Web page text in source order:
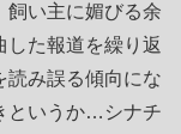
飼い主に媚びる余
した報道を繰り返
読み誤る傾向にな
というか…シナチ